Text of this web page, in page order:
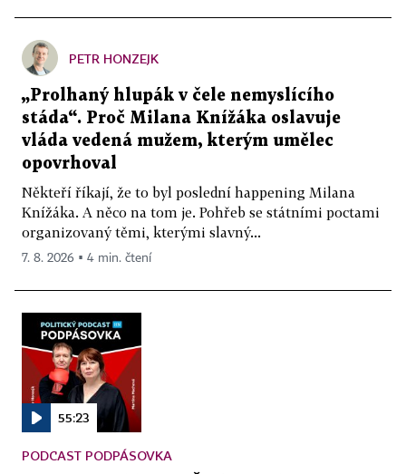
PETR HONZEJK
„Prolhaný hlupák v čele nemyslícího
stáda“. Proč Milana Knížáka oslavuje
vláda vedená mužem, kterým umělec
opovrhoval
Někteří říkají, že to byl poslední happening Milana
Knížáka. A něco na tom je. Pohřeb se státními poctami
organizovaný těmi, kterými slavný...
7. 8. 2026 ▪ 4 min. čtení
55:23
PODCAST PODPÁSOVKA